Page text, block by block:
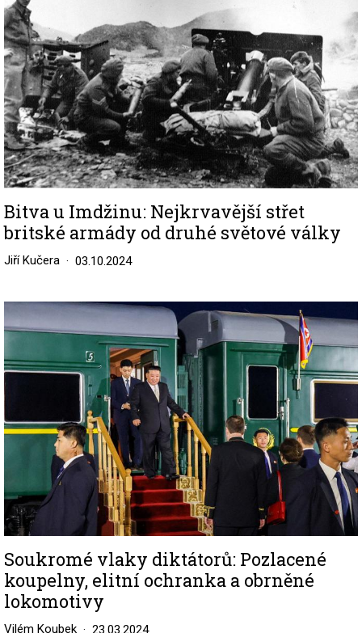
Bitva u Imdžinu: Nejkrvavější střet
britské armády od druhé světové války
Jiří Kučera 03.10.2024
Image
Soukromé vlaky diktátorů: Pozlacené
koupelny, elitní ochranka a obrněné
lokomotivy
Vilém Koubek 23.03.2024